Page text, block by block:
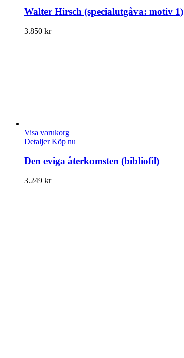
Walter Hirsch (specialutgåva: motiv 1)
3.850 kr
Visa varukorg
Detaljer Köp nu
Den eviga återkomsten (bibliofil)
3.249 kr